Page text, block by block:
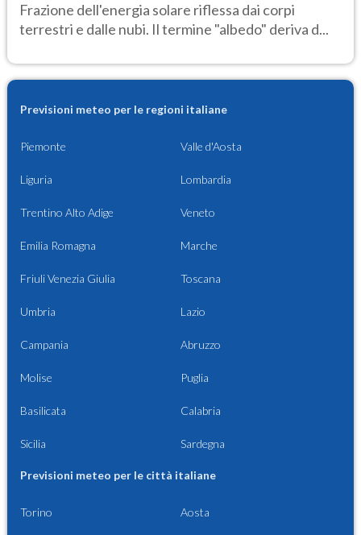
Frazione dell'energia solare riflessa dai corpi
terrestri e dalle nubi. Il termine "albedo" deriva d...
Previsioni meteo per le regioni italiane
Piemonte Valle d'Aosta
Liguria Lombardia
Trentino Alto Adige Veneto
Emilia Romagna Marche
Friuli Venezia Giulia Toscana
Umbria Lazio
Campania Abruzzo
Molise Puglia
Basilicata Calabria
Sicilia Sardegna
Previsioni meteo per le città italiane
Torino Aosta